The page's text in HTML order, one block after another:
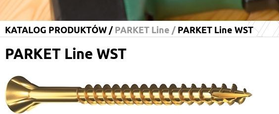
KATALOG PRODUKTÓW /PARKET Line / PARKET Line WST
PARKET Line WST